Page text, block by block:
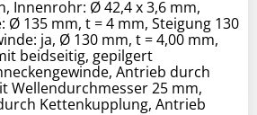
Innenrohr: Ø 42,4 x 3,6 mm,
Ø 135 mm, t = 4 mm, Steigung 130
ja, Ø 130 mm, t = 4,00 mm,
beidseitig, gepilgert
Antrieb durch
Wellendurchmesser 25 mm,
Kettenkupplung, Antrieb